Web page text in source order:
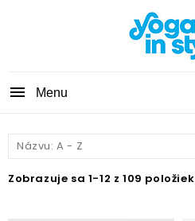

Názvu: A - Z
Zobrazuje sa 1-12 z 109 položiek